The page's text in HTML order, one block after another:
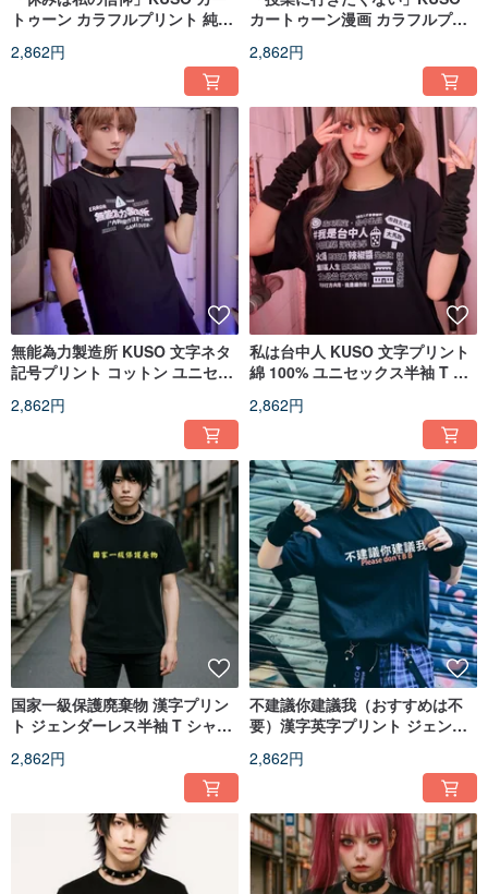
トゥーン カラフルプリント 純綿
ジナル JJE10054
2,862円
カートゥーン漫画 カラフルプリ
T シャツ オリジナル JJE10053
2,862円
無能為力製造所 KUSO 文字ネタ
記号プリント コットン ユニセッ
JJE10052
2,862円
私は台中人 KUSO 文字プリント
綿 100% ユニセックス半袖 T シ
JJE10045
2,862円
国家一級保護廃棄物 漢字プリン
ト ジェンダーレス半袖 T シャツ
ップ【JJE10042】
2,862円
不建議你建議我（おすすめは不
要）漢字英字プリント ジェンダ
ストリートヒップホップ
2,862円